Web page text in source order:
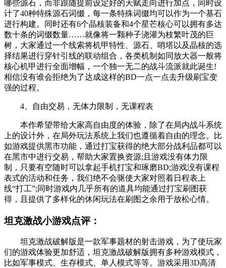
哪些源石，而非跟随提前设定好的天赋走向进行加点，同时设
计了40种特殊源石词缀，每一条特殊词缀均可以作为一个基石
进行构建。同时还有6个晶核装备和4个星芒核心可以拥有多达
数十条的词缀数量……就像将一颗种子浇灌为枝繁叶茂的巨
树，大家通过一个线索将机甲特性、源石、哨塔以及晶核的选
择结果进行穿针引线的联动组合，各类机制如同放大器一般将
核心机甲进行全面增幅，一个独一无二的战斗流派就此诞生!
相信没有谁会拒绝为了达成这样的BD一点一点去升级刷宝变
强的过程。
4、自由交易，无体力限制，无课程表
本作希望带给大家高自由度的体验，除了在局内战斗系统
上的设计外，在局外玩法系统上我们也遵循着自由的理念。比
如游戏提供黑市功能，通过打宝获得的绝大部分战利品都可以
在黑市中进行交易，帮助大家置换资源;且游戏没有体力限
制，只要有空随时可以拿起手机打宝和琢磨BD;游戏没有课程
表式的活动和任务，我们绝不会驱使大家对照着日程表上
线“打工”;同时游戏内几乎所有的道具均能通过打宝刷图获
得，且提供了多样化的休闲玩法在刷图之余用于放松心情。
坦克激战小游戏点评：
坦克激战破解版是一款军事题材的射击游戏，为了使玩家
们的游戏体验更加舒适，坦克激战破解版拥有多种游戏模式，
比如军事模式、生存模式、单人模式等等。游戏采用3D高清